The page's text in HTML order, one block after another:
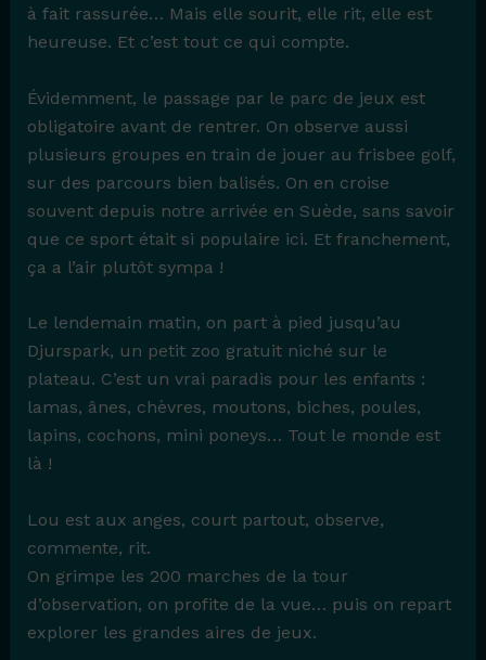
à fait rassurée… Mais elle sourit, elle rit, elle est
heureuse. Et c’est tout ce qui compte.
Évidemment, le passage par le parc de jeux est
obligatoire avant de rentrer. On observe aussi
plusieurs groupes en train de jouer au frisbee golf,
sur des parcours bien balisés. On en croise
souvent depuis notre arrivée en Suède, sans savoir
que ce sport était si populaire ici. Et franchement,
ça a l’air plutôt sympa !
Le lendemain matin, on part à pied jusqu’au
Djurspark, un petit zoo gratuit niché sur le
plateau. C’est un vrai paradis pour les enfants :
lamas, ânes, chèvres, moutons, biches, poules,
lapins, cochons, mini poneys… Tout le monde est
là !
Lou est aux anges, court partout, observe,
commente, rit.
On grimpe les 200 marches de la tour
d’observation, on profite de la vue… puis on repart
explorer les grandes aires de jeux.